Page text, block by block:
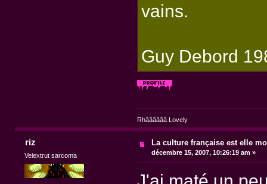
vains.
Guy Debord
Rhââââââ Lovely
riz
Velextrut sarcoma
La culture française est elle
décembre 15, 2007, 10:26:19 am »